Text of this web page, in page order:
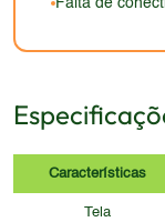
Falta de
Características
Tela